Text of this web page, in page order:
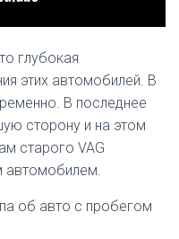
глубокая
этих автомобилей. В
В последнее
сторону и на этом
старого VAG
автомобилем.
об авто с пробегом